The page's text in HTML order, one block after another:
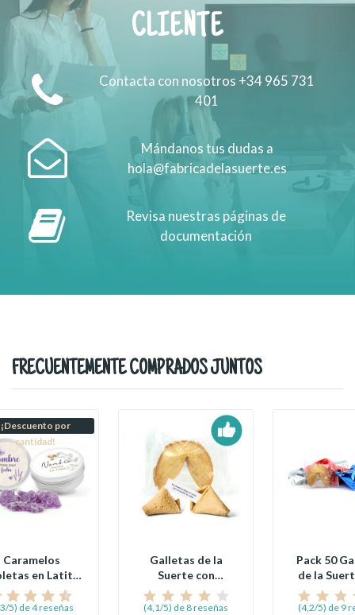
CLIENTE
Contacta con nosotros +34 965 731
401
Mándanos tus dudas a
hola@fabricadelasuerte.es
Revisa nuestras páginas de
documentación
FRECUENTEMENTE COMPRADOS JUNTOS
¡Descuento por
cantidad!
Caramelos
en Latita
Redonda...
5) de 4 reseñas
Galletas de la
Suerte con
Proverbios
Generales
(4,1/5) de 8 reseñas
Pack 50
de la
(4,2/5) de 9